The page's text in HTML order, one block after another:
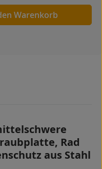
Warenkorb
Rad
aus Stahl